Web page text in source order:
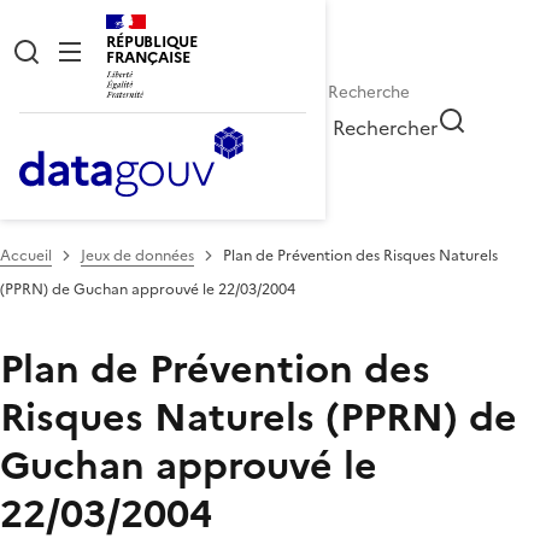
RÉPUBLIQUE
FRANÇAISE
Rechercher
Accueil Jeux de données
Plan de Prévention des Risques Naturels
(PPRN) de Guchan approuvé le 22/03/2004
Plan de Prévention des
Risques Naturels (PPRN) de
Guchan approuvé le
22/03/2004